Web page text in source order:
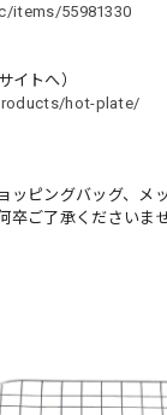
items/55981330
イトへ）
hot-plate/
ッピングバッグ、メ
卒ご了承くださいませ